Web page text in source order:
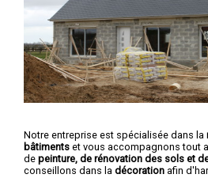
Notre entreprise est spécialisée dans la
bâtiments et vous accompagnons tout
de peinture, de rénovation des sols et
conseillons dans la décoration afin